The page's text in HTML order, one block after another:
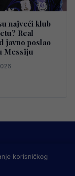
najveći klub
Real
javno poslao
Messiju
korisničkog